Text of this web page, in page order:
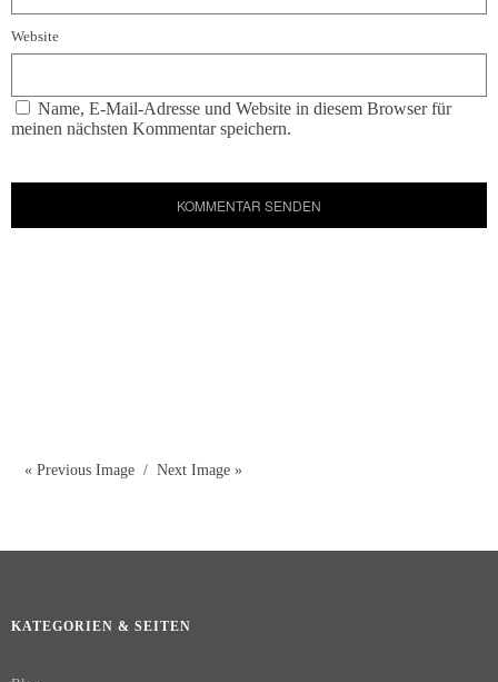
Website
Name, E-Mail-Adresse und Website in diesem Browser für
meinen nächsten Kommentar speichern.
« Previous Image Next Image »
KATEGORIEN & SEITEN